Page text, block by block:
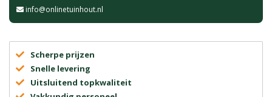
info@onlinetuinhout.nl
Scherpe prijzen
Snelle levering
Uitsluitend topkwaliteit